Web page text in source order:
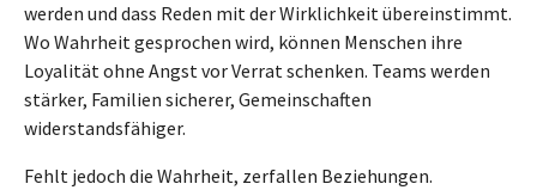
werden und dass Reden mit der Wirklichkeit übereinstimmt.
Wo Wahrheit gesprochen wird, können Menschen ihre
Loyalität ohne Angst vor Verrat schenken. Teams werden
stärker, Familien sicherer, Gemeinschaften
widerstandsfähiger.
Fehlt jedoch die Wahrheit, zerfallen Beziehungen.